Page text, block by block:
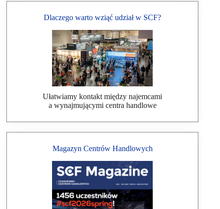
Dlaczego warto wziąć udział w SCF?
Ułatwiamy kontakt między najemcami
a wynajmującymi centra handlowe
Magazyn Centrów Handlowych